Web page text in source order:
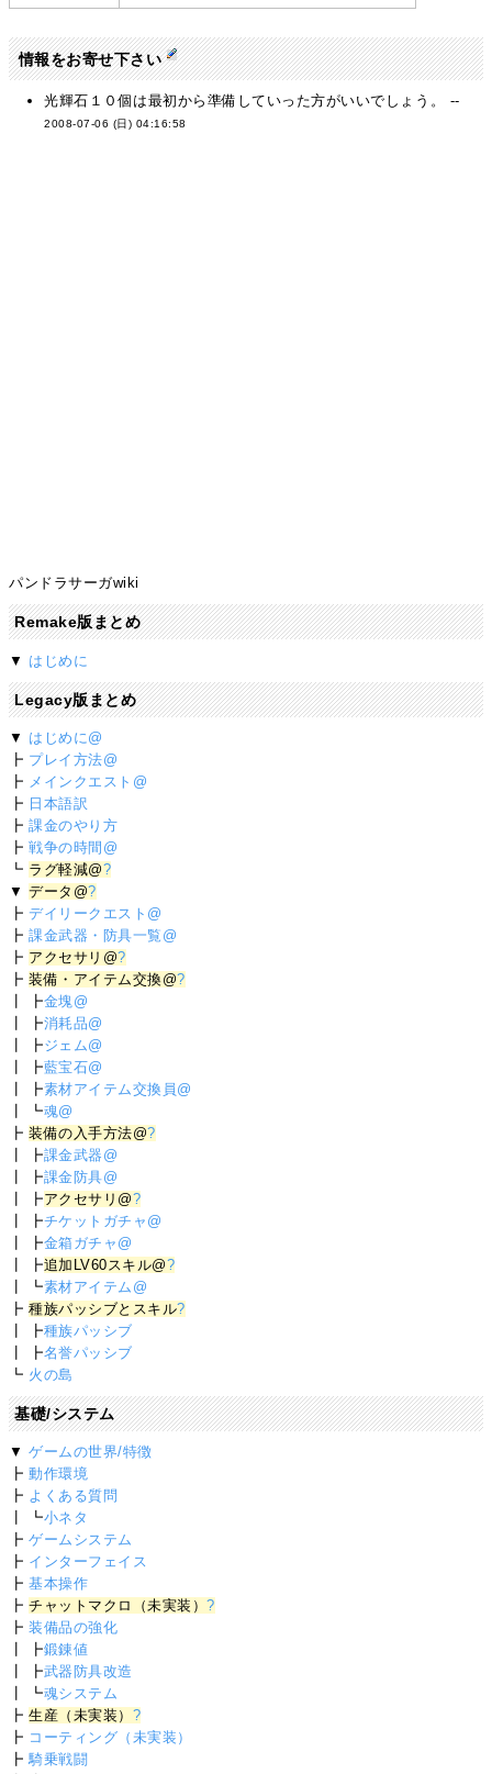
情報をお寄せ下さい
光輝石１０個は最初から準備していった方がいいでしょう。 --
2008-07-06 (日) 04:16:58
パンドラサーガwiki
Remake版まとめ
▼ はじめに
Legacy版まとめ
▼ はじめに@
┣ プレイ方法@
┣ メインクエスト@
┣ 日本語訳
┣課金のやり方
┣戦争の時間@
┗ ラグ軽減@?
▼データ@?
┣デイリークエスト@
┣課金武器・防具一覧@
┣ アクセサリ@?
┣装備・アイテム交換@?
┃ ┣金塊@
┃ ┣消耗品@
┃ ┣ジェム@
┃ ┣藍宝石@
┃ ┣素材アイテム交換員@
┃ ┗魂@
┣装備の入手方法@?
┃ ┣課金武器@
┃ ┣課金防具@
┃ ┣アクセサリ@?
┃ ┣チケットガチャ@
┃ ┣金箱ガチャ@
┃ ┣追加LV60スキル@?
┃ ┗素材アイテム@
┣種族パッシブとスキル?
┃ ┣種族パッシブ
┃ ┣名誉パッシブ
┗ 火の島
基礎/システム
▼ゲームの世界/特徴
┣動作環境
┣ よくある質問
┃ ┗小ネタ
┣ゲームシステム
┣ インターフェイス
┣基本操作
┣チャットマクロ（未実装）?
┣装備品の強化
┃ ┣鍛錬値
┃ ┣武器防具改造
┃ ┗魂システム
┣生産（未実装） ?
┣ コーティング（未実装）
┣騎乗戦闘